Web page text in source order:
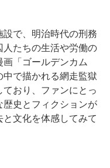
で、明治時代の刑務
人たちの生活や労働の
「ゴールデンカム
で描かれる網走監獄
おり、ファンにとっ
史とフィクションが
文化を体感してみて